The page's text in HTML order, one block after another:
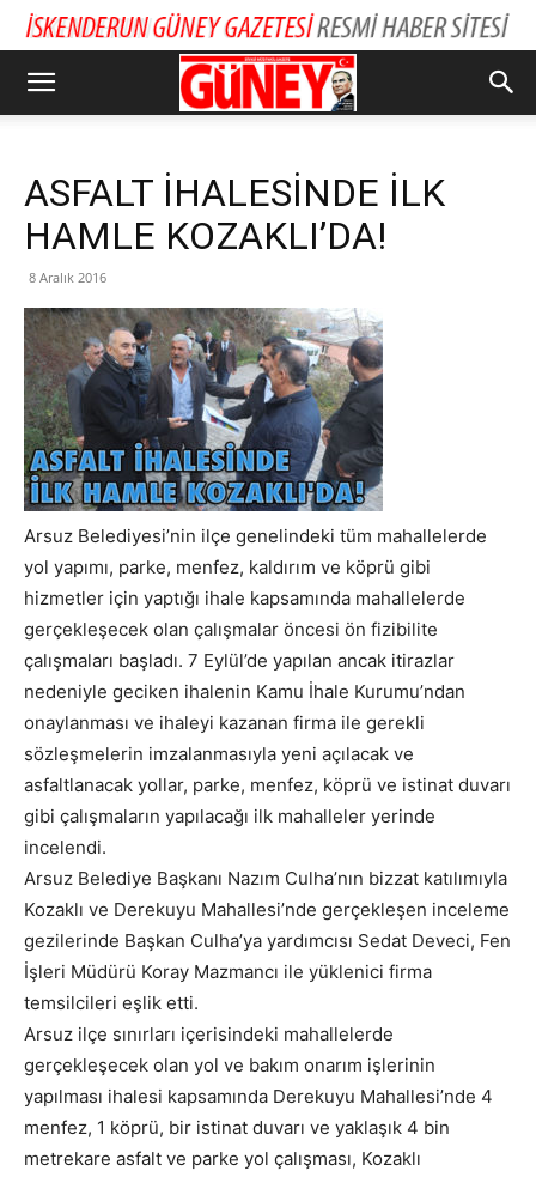
ASFALT İHALESİNDE İLK
HAMLE KOZAKLI’DA!
8 Aralık 2016
Arsuz Belediyesi’nin ilçe genelindeki tüm mahallelerde
yol yapımı, parke, menfez, kaldırım ve köprü gibi
hizmetler için yaptığı ihale kapsamında mahallelerde
gerçekleşecek olan çalışmalar öncesi ön fizibilite
çalışmaları başladı. 7 Eylül’de yapılan ancak itirazlar
nedeniyle geciken ihalenin Kamu İhale Kurumu’ndan
onaylanması ve ihaleyi kazanan firma ile gerekli
sözleşmelerin imzalanmasıyla yeni açılacak ve
asfaltlanacak yollar, parke, menfez, köprü ve istinat duvarı
gibi çalışmaların yapılacağı ilk mahalleler yerinde
incelendi.
Arsuz Belediye Başkanı Nazım Culha’nın bizzat katılımıyla
Kozaklı ve Derekuyu Mahallesi’nde gerçekleşen inceleme
gezilerinde Başkan Culha’ya yardımcısı Sedat Deveci, Fen
İşleri Müdürü Koray Mazmancı ile yüklenici firma
temsilcileri eşlik etti.
Arsuz ilçe sınırları içerisindeki mahallelerde
gerçekleşecek olan yol ve bakım onarım işlerinin
yapılması ihalesi kapsamında Derekuyu Mahallesi’nde 4
menfez, 1 köprü, bir istinat duvarı ve yaklaşık 4 bin
metrekare asfalt ve parke yol çalışması, Kozaklı